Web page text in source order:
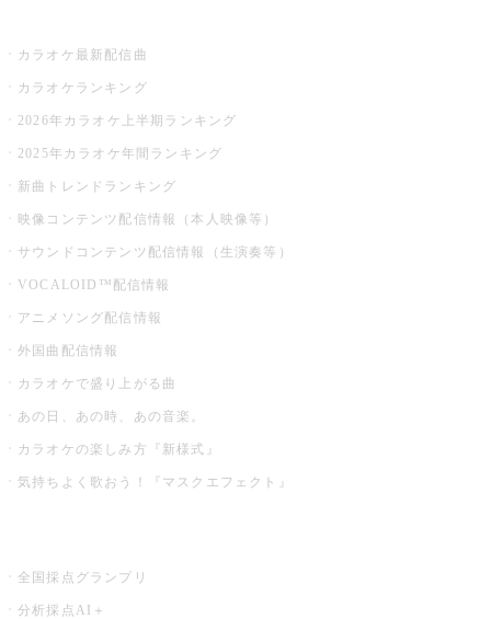
カラオケ最新配信曲
カラオケランキング
2026年カラオケ上半期ランキング
2025年カラオケ年間ランキング
新曲トレンドランキング
映像コンテンツ配信情報（本人映像等）
サウンドコンテンツ配信情報（生演奏等）
VOCALOID™配信情報
アニメソング配信情報
外国曲配信情報
カラオケで盛り上がる曲
あの日、あの時、あの音楽。
カラオケの楽しみ方『新様式』
気持ちよく歌おう！『マスクエフェクト』
全国採点グランプリ
分析採点AI＋